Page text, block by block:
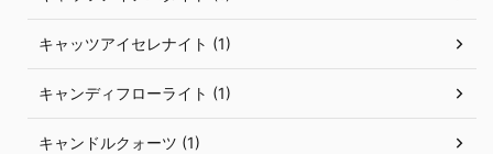
キャッツアイセレナイト (1)
キャンディフローライト (1)
キャンドルクォーツ (1)